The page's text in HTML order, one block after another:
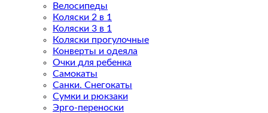
Велосипеды
Коляски 2 в 1
Коляски 3 в 1
Коляски прогулочные
Конверты и одеяла
Очки для ребенка
Самокаты
Санки. Снегокаты
Сумки и рюкзаки
Эрго-переноски